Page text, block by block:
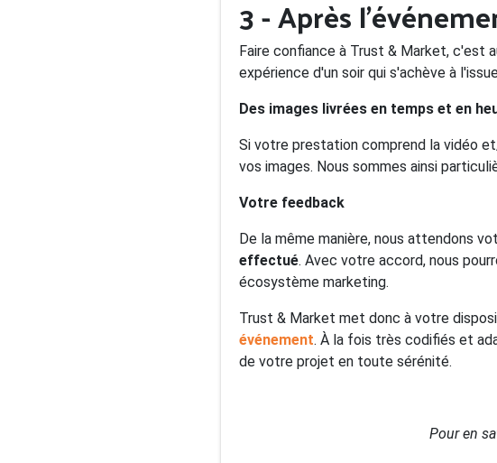
3 - Après
Faire confiance à Trust & Market, c'est
expérience d'un soir qui s'achève à
Des images livrées en temps et en
Si votre prestation comprend la vidéo
vos images. Nous sommes ainsi
Votre feedback
De la même manière, nous attendons
effectué. Avec votre accord, nous
écosystème marketing.
Trust & Market met donc à votre
événement. À la fois très codifiés et
de votre projet en toute sérénité.
Pour en